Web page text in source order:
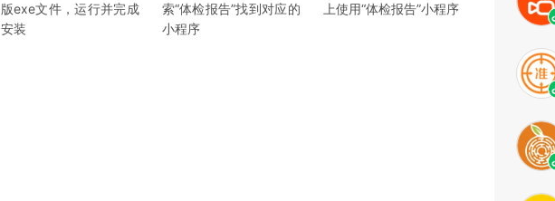
版exe文件，运行并完成
安装
索“体检报告”找到对应的
小程序
上使用“体检报告”小程序